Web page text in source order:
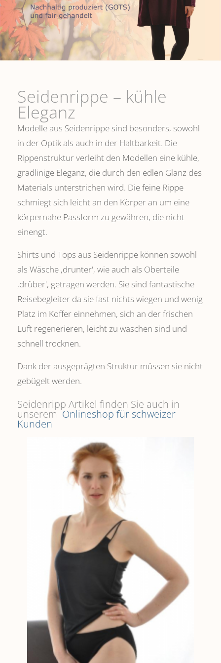
Seidenrippe­ – kühle
Eleganz
Modelle aus Seidenrippe sind besonders, sowohl
in der Optik als auch in der Haltbarkeit. Die
Rippenstruktur verleiht den Modellen eine kühle,
gradlinige Eleganz, die durch den edlen Glanz des
Materials unterstrichen wird. Die feine Rippe
schmiegt sich leicht an den Körper an um eine
körpernahe Passform zu gewähren, die nicht
einengt.
Shirts und Tops aus Seidenrippe können sowohl
als Wäsche ,drunter', wie auch als Oberteile
‚drüber', getragen werden. Sie sind fantastische
Reisebegleiter da sie fast nichts wiegen und wenig
Platz im Koffer einnehmen, sich an der frischen
Luft regenerieren, leicht zu waschen sind und
schnell trocknen.
Dank der ausgeprägten Struktur müssen sie nicht
gebügelt werden.
Seidenripp Artikel finden Sie auch in
unserem Onlineshop für schweizer
Kunden